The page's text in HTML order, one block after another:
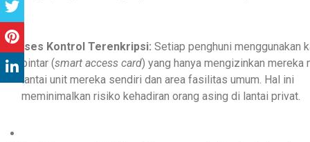
Akses Kontrol Terenkripsi: Setiap penghuni menggunakan
pintar (smart access card) yang hanya mengizinkan mereka
lantai unit mereka sendiri dan area fasilitas umum. Hal ini
meminimalkan risiko kehadiran orang asing di lantai privat.